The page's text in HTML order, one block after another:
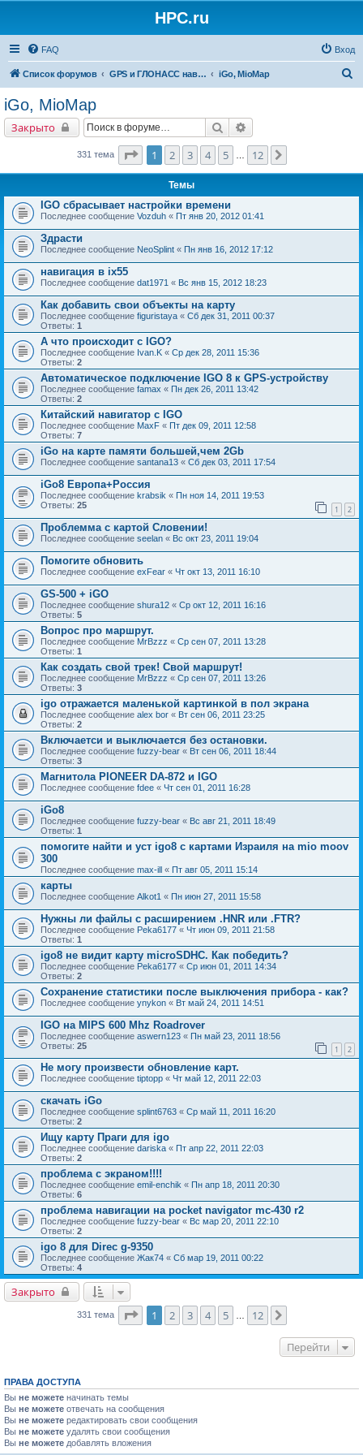
HPC.ru
FAQ Вход
Список форумов GPS и ГЛОНАСС навигация и оборудование для навигации iGo, MioMap
iGo, MioMap
Закрыто Поиск
331 тема Страница1 из
1 2 3 4 5 12
Темы
IGO сбрасывает настройки времени
Последнее сообщение Vozduh « Пт янв 20, 2012 01:41
Здрасти
Последнее сообщение NeoSplint « Пн янв 16, 2012 17:12
навигация в ix55
Последнее сообщение dat1971 « Вс янв 15, 2012 18:23
Как добавить свои объекты на карту
Последнее сообщение figuristaya « Сб дек 31, 2011 00:37
Ответы: 1
А что происходит с IGO?
Последнее сообщение Ivan.K « Ср дек 28, 2011 15:36
Ответы: 2
Автоматическое подключение IGO 8 к GPS-устройству
Последнее сообщение famax « Пн дек 26, 2011 13:42
Ответы: 2
Китайский навигатор с IGO
Последнее сообщение MaxF « Пт дек 09, 2011 12:58
Ответы: 7
iGo на карте памяти большей,чем 2Gb
Последнее сообщение santana13 « Сб дек 03, 2011 17:54
iGo8 Европа+Россия
Последнее сообщение krabsik « Пн ноя 14, 2011 19:53
Ответы: 25 1 2
Проблемма с картой Словении!
Последнее сообщение seelan « Вс окт 23, 2011 19:04
Помогите обновить
Последнее сообщение exFear « Чт окт 13, 2011 16:10
GS-500 + iGO
Последнее сообщение shura12 « Ср окт 12, 2011 16:16
Ответы: 5
Вопрос про маршрут.
Последнее сообщение MrBzzz « Ср сен 07, 2011 13:28
Ответы: 1
Как создать свой трек! Свой маршрут!
Последнее сообщение MrBzzz « Ср сен 07, 2011 13:26
Ответы: 3
igo отражается маленькой картинкой в пол экрана
Последнее сообщение alex bor « Вт сен 06, 2011 23:25
Ответы: 2
Включаетси и выключается без остановки.
Последнее сообщение fuzzy-bear « Вт сен 06, 2011 18:44
Ответы: 3
Магнитола PIONEER DA-872 и IGO
Последнее сообщение fdee « Чт сен 01, 2011 16:28
iGo8
Последнее сообщение fuzzy-bear « Вс авг 21, 2011 18:49
Ответы: 1
помогите найти и уст igo8 с картами Израиля на mio moov
300
Последнее сообщение max-ill « Пт авг 05, 2011 15:14
карты
Последнее сообщение Alkot1 « Пн июн 27, 2011 15:58
Нужны ли файлы с расширением .HNR или .FTR?
Последнее сообщение Peka6177 « Чт июн 09, 2011 21:58
Ответы: 1
igo8 не видит карту microSDHC. Как победить?
Последнее сообщение Peka6177 « Ср июн 01, 2011 14:34
Ответы: 2
Сохранение статистики после выключения прибора - как?
Последнее сообщение ynykon « Вт май 24, 2011 14:51
IGO на MIPS 600 Mhz Roadrover
Последнее сообщение aswern123 « Пн май 23, 2011 18:56
Ответы: 25 1 2
Не могу произвести обновление карт.
Последнее сообщение tiptopp « Чт май 12, 2011 22:03
скачать iGo
Последнее сообщение splint6763 « Ср май 11, 2011 16:20
Ответы: 2
Ищу карту Праги для igo
Последнее сообщение dariska « Пт апр 22, 2011 22:03
Ответы: 2
проблема с экраном!!!!
Последнее сообщение emil-enchik « Пн апр 18, 2011 20:30
Ответы: 6
проблема навигации на pocket navigator mc-430 r2
Последнее сообщение fuzzy-bear « Вс мар 20, 2011 22:10
Ответы: 2
igo 8 для Direc g-9350
Последнее сообщение Жак74 « Сб мар 19, 2011 00:22
Ответы: 4
Закрыто
331 тема Страница1 из
1 2 3 4 5 12
Перейти
ПРАВА ДОСТУПА
Вы не можете начинать темы
Вы не можете отвечать на сообщения
Вы не можете редактировать свои сообщения
Вы не можете удалять свои сообщения
Вы не можете добавлять вложения